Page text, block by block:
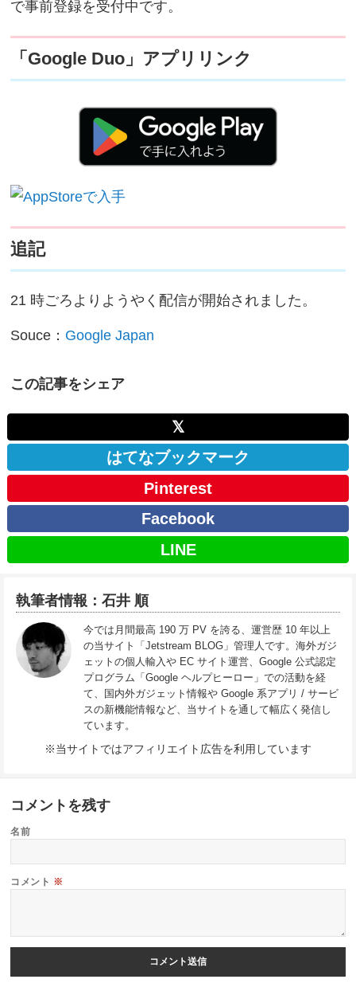
で事前登録を受付中です。
「Google Duo」アプリリンク
追記
21 時ごろよりようやく配信が開始されました。
Souce： Google Japan
この記事をシェア
𝕏
はてなブックマーク
Pinterest
Facebook
LINE
執筆者情報：石井 順
今では月間最高 190 万 PV を誇る、運営歴 10 年以上
の当サイト「Jetstream BLOG」管理人です。海外ガジ
ェットの個人輸入や EC サイト運営、Google 公式認定
プログラム「Google ヘルプヒーロー」での活動を経
て、国内外ガジェット情報や Google 系アプリ / サービ
スの新機能情報など、当サイトを通して幅広く発信し
ています。
※当サイトではアフィリエイト広告を利用しています
コメントを残す
名前
コメント ※